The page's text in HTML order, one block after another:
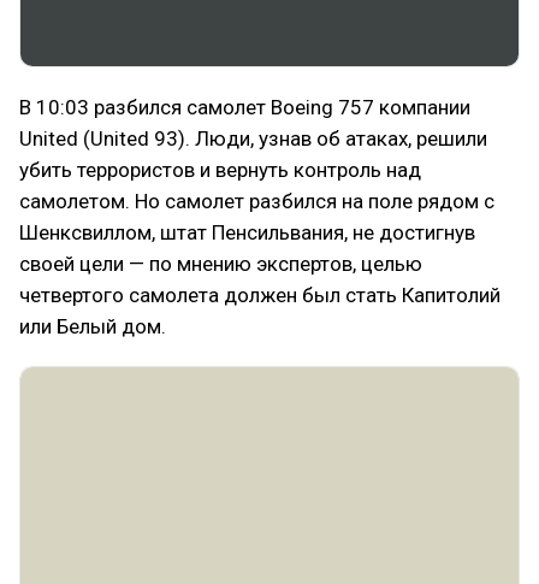
В 10:03 разбился самолет Boeing 757 компании
United (United 93). Люди, узнав об атаках, решили
убить террористов и вернуть контроль над
самолетом. Но самолет разбился на поле рядом с
Шенксвиллом, штат Пенсильвания, не достигнув
своей цели — по мнению экспертов, целью
четвертого самолета должен был стать Капитолий
или Белый дом.